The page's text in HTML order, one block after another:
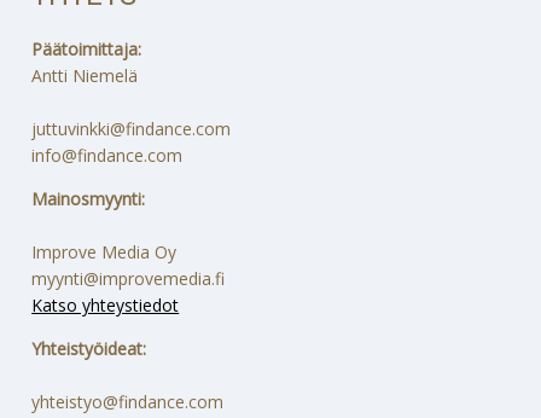
Päätoimittaja:
Antti Niemelä
juttuvinkki@findance.com
info@findance.com
Mainosmyynti:
Improve Media Oy
myynti@improvemedia.fi
Katso yhteystiedot
Yhteistyöideat:
yhteistyo@findance.com